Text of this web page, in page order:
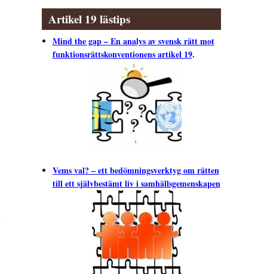
”PSFunk – public service möter funktionsrättsrörelsen”
Artikel 19 lästips
Mind the gap – En analys av svensk rätt mot
funktionsrättskonventionens artikel 19.
Vems val? – ett bedömningsverktyg om rätten
till ett självbestämt liv i samhällsgemenskapen